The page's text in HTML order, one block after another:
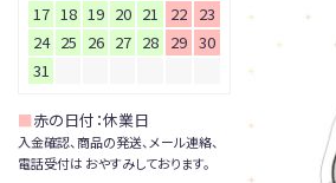
17 18 19 20 21 22 23
24 25 26 27 28 29 30
31
■赤の日付：休業日
入金確認、商品の発送、メール連絡、
電話受付は おやすみしております。